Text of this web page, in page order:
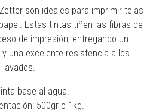
son ideales para imprimir telas
Estas tintas tiñen las fibras de
de impresión, entregando un
una excelente resistencia a los
lavados.
base al agua.
500gr o 1kg.